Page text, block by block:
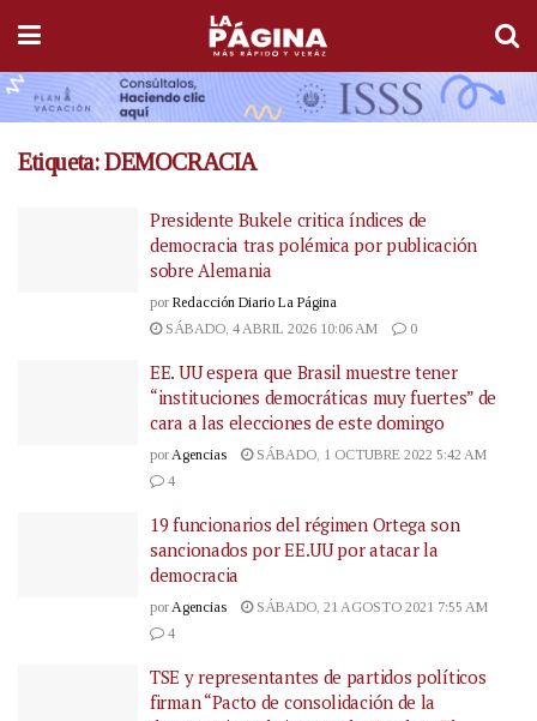
Etiqueta:DEMOCRACIA
Presidente Bukele critica índices de
democracia tras polémica por publicación
sobre Alemania
por Redacción Diario La Página
SÁBADO, 4 ABRIL 2026 10:06 AM
0
EE. UU espera que Brasil muestre tener
“instituciones democráticas muy fuertes” de
cara a las elecciones de este domingo
por Agencias
SÁBADO, 1 OCTUBRE 2022 5:42 AM
4
19 funcionarios del régimen Ortega son
sancionados por EE.UU por atacar la
democracia
por Agencias
SÁBADO, 21 AGOSTO 2021 7:55 AM
4
TSE y representantes de partidos políticos
firman “Pacto de consolidación de la